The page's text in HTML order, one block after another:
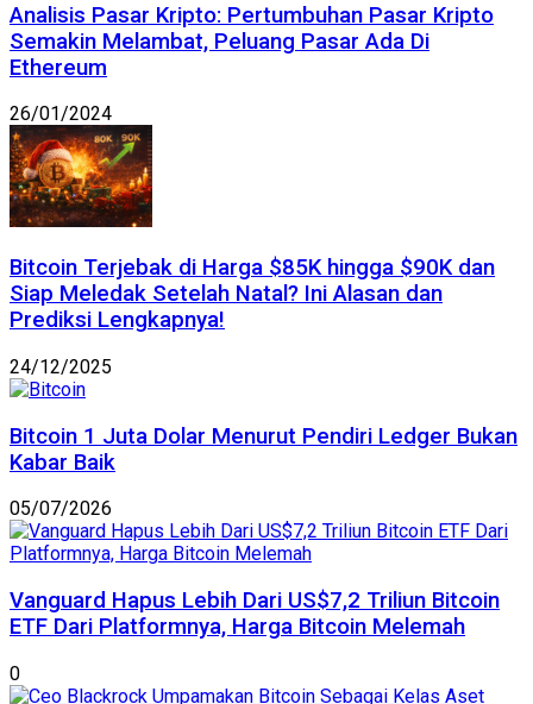
Analisis Pasar Kripto: Pertumbuhan Pasar Kripto
Semakin Melambat, Peluang Pasar Ada Di
Ethereum
26/01/2024
Bitcoin Terjebak di Harga $85K hingga $90K dan
Siap Meledak Setelah Natal? Ini Alasan dan
Prediksi Lengkapnya!
24/12/2025
Bitcoin 1 Juta Dolar Menurut Pendiri Ledger Bukan
Kabar Baik
05/07/2026
Vanguard Hapus Lebih Dari US$7,2 Triliun Bitcoin
ETF Dari Platformnya, Harga Bitcoin Melemah
0